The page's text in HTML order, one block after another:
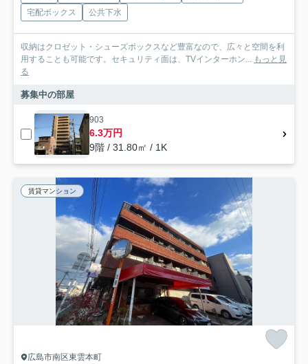
宅配ボックス
公共下水
収納はクロゼット・シューズボックスなど豊富なので、広々と空間を利
用することも可能です。セキュリティ面は、TVインターホン... もっと見
る
募集中の部屋
903
6.3万円
9階 / 31.80㎡ / 1K
賃貸マンション
広島市南区東雲本町